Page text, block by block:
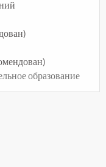
образование